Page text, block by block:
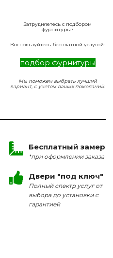
Затрудняетесь с подбором
фурнитуры?
Воспользуйтесь бесплатной услугой:
подбор фурнитуры
Мы поможем выбрать лучший
вариант, с учетом ваших пожеланий.
Бесплатный замер
*при оформлении заказа
Двери "под ключ"
Полный спектр услуг от
выбора до установки с
гарантией